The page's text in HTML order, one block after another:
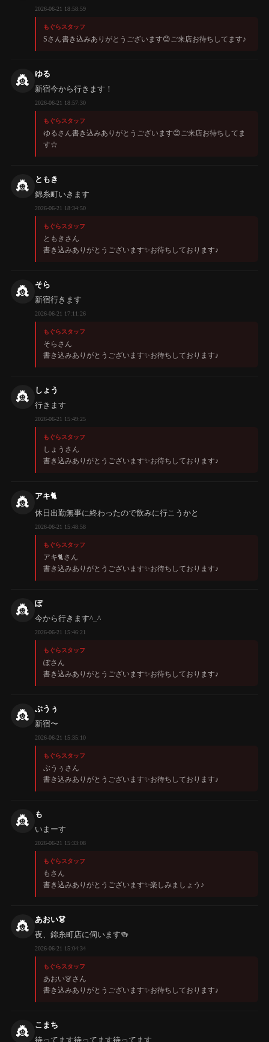
2026-06-21 18:58:59
もぐらスタッフ
Sさん書き込みありがとうございます😊ご来店お待ちしてます♪
👸
ゆる
新宿今から行きます！
2026-06-21 18:57:30
もぐらスタッフ
ゆるさん書き込みありがとうございます😊ご来店お待ちしてま
す☆
👸
ともき
錦糸町いきます
2026-06-21 18:34:50
もぐらスタッフ
ともきさん
書き込みありがとうございます✨️お待ちしております♪
👸
そら
新宿行きます
2026-06-21 17:11:26
もぐらスタッフ
そらさん
書き込みありがとうございます✨️お待ちしております♪
👸
しょう
行きます
2026-06-21 15:49:25
もぐらスタッフ
しょうさん
書き込みありがとうございます✨️お待ちしております♪
👸
アキ🐈
休日出勤無事に終わったので飲みに行こうかと
2026-06-21 15:48:58
もぐらスタッフ
アキ🐈さん
書き込みありがとうございます✨️お待ちしております♪
👸
ぽ
今から行きます^_^
2026-06-21 15:46:21
もぐらスタッフ
ぽさん
書き込みありがとうございます✨️お待ちしております♪
👸
ぶうぅ
新宿〜
2026-06-21 15:35:10
もぐらスタッフ
ぶうぅさん
書き込みありがとうございます✨️お待ちしております♪
👸
も
いまーす
2026-06-21 15:33:08
もぐらスタッフ
もさん
書き込みありがとうございます✨️楽しみましょう♪
👸
あおい👗
夜、錦糸町店に伺います🍻
2026-06-21 15:04:34
もぐらスタッフ
あおい👗さん
書き込みありがとうございます✨️お待ちしております♪
👸
こまち
待ってます待ってます待ってます